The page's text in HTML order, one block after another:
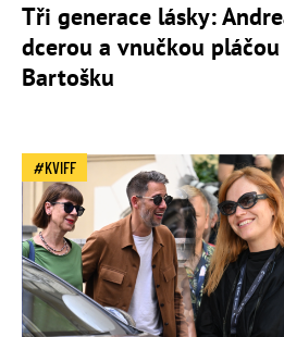
Tři generace lásky:
dcerou a vnučkou
Bartošku
KVIFF